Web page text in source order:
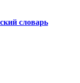
словарь